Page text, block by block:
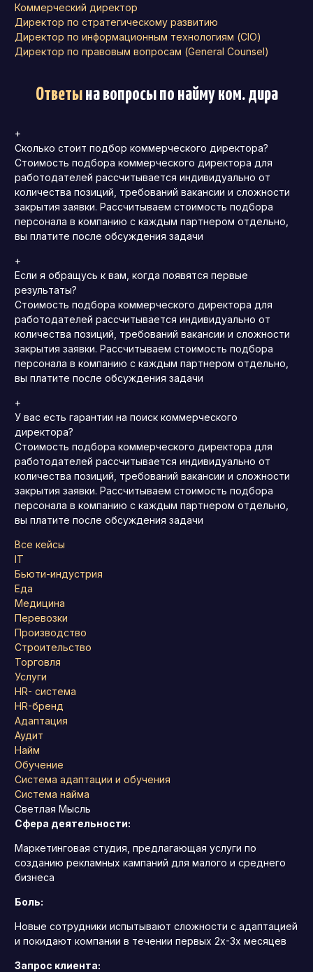
Коммерческий директор
Директор по стратегическому развитию
Директор по информационным технологиям (CIO)
Директор по правовым вопросам (General Counsel)
Ответына вопросы по найму ком. дира
+
Сколько стоит подбор коммерческого директора?
Стоимость подбора коммерческого директора для
работодателей рассчитывается индивидуально от
количества позиций, требований вакансии и сложности
закрытия заявки. Рассчитываем стоимость подбора
персонала в компанию с каждым партнером отдельно,
вы платите после обсуждения задачи
+
Если я обращусь к вам, когда появятся первые
результаты?
Стоимость подбора коммерческого директора для
работодателей рассчитывается индивидуально от
количества позиций, требований вакансии и сложности
закрытия заявки. Рассчитываем стоимость подбора
персонала в компанию с каждым партнером отдельно,
вы платите после обсуждения задачи
+
У вас есть гарантии на поиск коммерческого
директора?
Стоимость подбора коммерческого директора для
работодателей рассчитывается индивидуально от
количества позиций, требований вакансии и сложности
закрытия заявки. Рассчитываем стоимость подбора
персонала в компанию с каждым партнером отдельно,
вы платите после обсуждения задачи
Все кейсы
IT
Бьюти-индустрия
Еда
Медицина
Перевозки
Производство
Строительство
Торговля
Услуги
HR- система
HR-бренд
Адаптация
Аудит
Найм
Обучение
Система адаптации и обучения
Система найма
Светлая Мысль
Сфера деятельности:
Маркетинговая студия, предлагающая услуги по
созданию рекламных кампаний для малого и среднего
бизнеса
Боль:
Новые сотрудники испытывают сложности с адаптацией
и покидают компании в течении первых 2х-3х месяцев
Запрос клиента: